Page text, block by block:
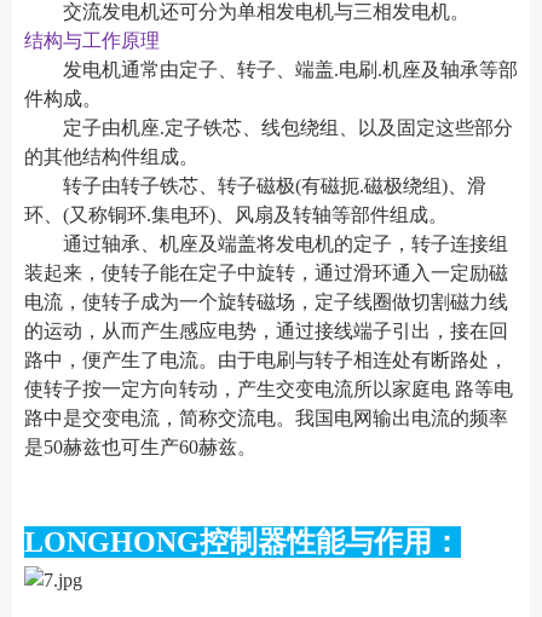
交流发电机还可分为单相发电机与三相发电机。
结构与工作原理
发电机通常由定子、转子、端盖.电刷.机座及轴承等部
件构成。
定子由机座.定子铁芯、线包绕组、以及固定这些部分
的其他结构件组成。
转子由转子铁芯、转子磁极(有磁扼.磁极绕组)、滑
环、(又称铜环.集电环)、风扇及转轴等部件组成。
通过轴承、机座及端盖将发电机的定子，转子连接组
装起来，使转子能在定子中旋转，通过滑环通入一定励磁
电流，使转子成为一个旋转磁场，定子线圈做切割磁力线
的运动，从而产生感应电势，通过接线端子引出，接在回
路中，便产生了电流。由于电刷与转子相连处有断路处，
使转子按一定方向转动，产生交变电流所以家庭电 路等电
路中是交变电流，简称交流电。我国电网输出电流的频率
是50赫兹也可生产60赫兹。
LONGHONG控制器性能与作用：